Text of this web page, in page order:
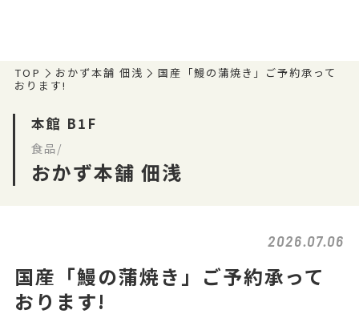
TOP おかず本舗 佃浅
国産「鰻の蒲焼き」ご予約承って
おります!
本館 B1F
食品/
おかず本舗 佃浅
2026.07.06
国産「鰻の蒲焼き」ご予約承って
おります!